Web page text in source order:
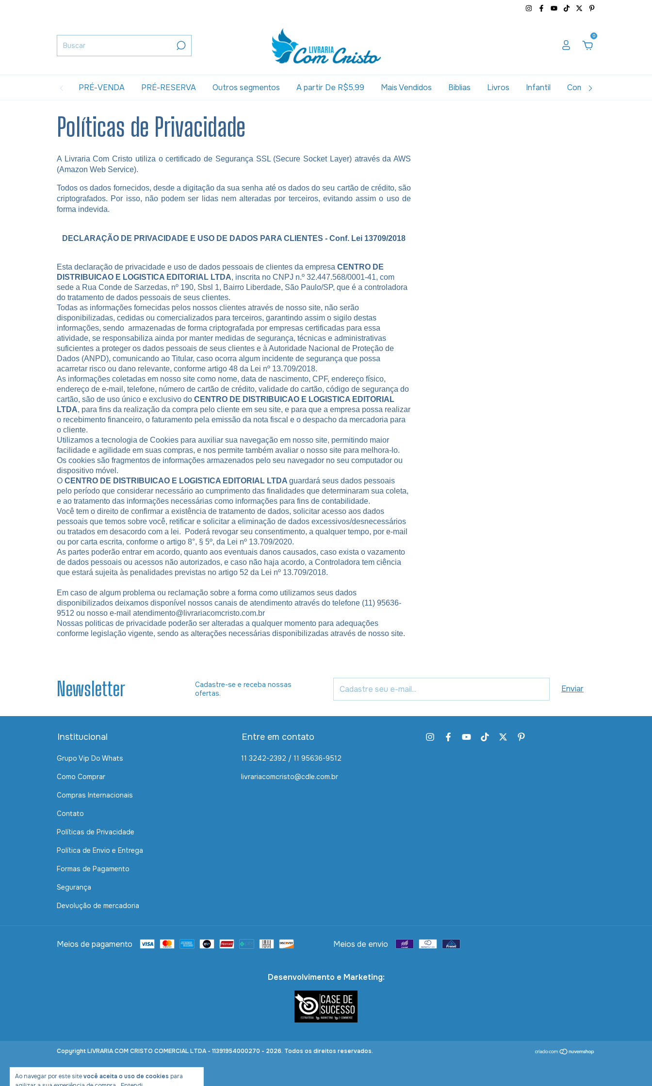
0
PRÉ-VENDA PRÉ-RESERVA Outros segmentos A partir De R$5,99 Mais Vendidos Biblias Livros Infantil Combos
Ao navegar por este sitevocê aceita o uso de cookies para
Políticas de Privacidade
A Livraria Com Cristo utiliza o certificado de Segurança SSL (Secure Socket Layer) através da AWS
(Amazon Web Service).
Todos os dados fornecidos, desde a digitação da sua senha até os dados do seu cartão de crédito, são
criptografados. Por isso, não podem ser lidas nem alteradas por terceiros, evitando assim o uso de
forma indevida.
DECLARAÇÃO DE PRIVACIDADE E USO DE DADOS PARA CLIENTES - Conf. Lei 13709/2018
Esta declaração de privacidade e uso de dados pessoais de clientes da empresa CENTRO DE
DISTRIBUICAO E LOGISTICA EDITORIAL LTDA, inscrita no CNPJ n.º 32.447.568/0001-41, com
sede a Rua Conde de Sarzedas, nº 190, Sbsl 1, Bairro Liberdade, São Paulo/SP, que é a controladora
do tratamento de dados pessoais de seus clientes.
Todas as informações fornecidas pelos nossos clientes através de nosso site, não serão
disponibilizadas, cedidas ou comercializados para terceiros, garantindo assim o sigilo destas
informações, sendo armazenadas de forma criptografada por empresas certificadas para essa
atividade, se responsabiliza ainda por manter medidas de segurança, técnicas e administrativas
suficientes a proteger os dados pessoais de seus clientes e à Autoridade Nacional de Proteção de
Dados (ANPD), comunicando ao Titular, caso ocorra algum incidente de segurança que possa
acarretar risco ou dano relevante, conforme artigo 48 da Lei nº 13.709/2018.
As informações coletadas em nosso site como nome, data de nascimento, CPF, endereço físico,
endereço de e-mail, telefone, número de cartão de crédito, validade do cartão, código de segurança do
cartão, são de uso único e exclusivo do CENTRO DE DISTRIBUICAO E LOGISTICA EDITORIAL
LTDA, para fins da realização da compra pelo cliente em seu site, e para que a empresa possa realizar
o recebimento financeiro, o faturamento pela emissão da nota fiscal e o despacho da mercadoria para
o cliente.
Utilizamos a tecnologia de Cookies para auxiliar sua navegação em nosso site, permitindo maior
facilidade e agilidade em suas compras, e nos permite também avaliar o nosso site para melhora-lo.
Os cookies são fragmentos de informações armazenados pelo seu navegador no seu computador ou
dispositivo móvel.
O CENTRO DE DISTRIBUICAO E LOGISTICA EDITORIAL LTDA guardará seus dados pessoais
pelo período que considerar necessário ao cumprimento das finalidades que determinaram sua coleta,
e ao tratamento das informações necessárias como informações para fins de contabilidade.
Você tem o direito de confirmar a existência de tratamento de dados, solicitar acesso aos dados
pessoais que temos sobre você, retificar e solicitar a eliminação de dados excessivos/desnecessários
ou tratados em desacordo com a lei. Poderá revogar seu consentimento, a qualquer tempo, por e-mail
ou por carta escrita, conforme o artigo 8°, § 5º, da Lei nº 13.709/2020.
As partes poderão entrar em acordo, quanto aos eventuais danos causados, caso exista o vazamento
de dados pessoais ou acessos não autorizados, e caso não haja acordo, a Controladora tem ciência
que estará sujeita às penalidades previstas no artigo 52 da Lei nº 13.709/2018.
Em caso de algum problema ou reclamação sobre a forma como utilizamos seus dados
disponibilizados deixamos disponível nossos canais de atendimento através do telefone (11) 95636-
9512 ou nosso e-mail atendimento@livrariacomcristo.com.br
Nossas politicas de privacidade poderão ser alteradas a qualquer momento para adequações
conforme legislação vigente, sendo as alterações necessárias disponibilizadas através de nosso site.
Newsletter
Cadastre-se e receba nossas
ofertas.
Institucional
Grupo Vip Do Whats
Como Comprar
Compras Internacionais
Contato
Políticas de Privacidade
Política de Envio e Entrega
Formas de Pagamento
Segurança
Devolução de mercadoria
Entre em contato
11 3242-2392 / 11 95636-9512
livrariacomcristo@cdle.com.br
Meios de pagamento Meios de envio
Desenvolvimento e Marketing:
Copyright LIVRARIA COM CRISTO COMERCIAL LTDA - 11391954000270 - 2026. Todos os direitos reservados.